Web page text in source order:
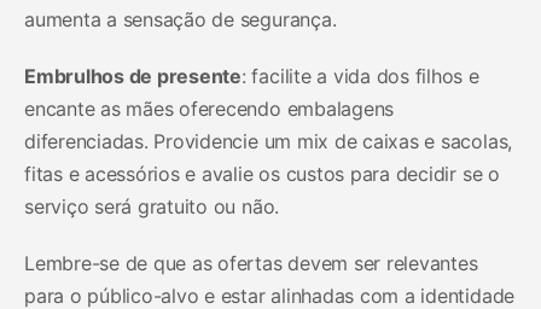
aumenta a sensação de segurança.
Embrulhos de presente: facilite a vida dos filhos e
encante as mães oferecendo embalagens
diferenciadas. Providencie um mix de caixas e sacolas,
fitas e acessórios e avalie os custos para decidir se o
serviço será gratuito ou não.
Lembre-se de que as ofertas devem ser relevantes
para o público-alvo e estar alinhadas com a identidade